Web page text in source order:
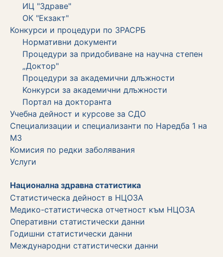
ИЦ "Здраве"
ОК "Екзакт"
Конкурси и процедури по ЗРАСРБ
Нормативни документи
Процедури за придобиване на научна степен
„Доктор"
Процедури за академични длъжности
Koнкурси за академични длъжности
Портал на докторанта
Учебна дейност и курсове за СДО
Специализации и специализанти по Наредба 1 на
МЗ
Комисия по редки заболявания
Услуги
Национална здравна статистика
Статистическа дейност в НЦОЗА
Медико-статистическа отчетност към НЦОЗА
Оперативни статистически данни
Годишни статистически данни
Международни статистически данни